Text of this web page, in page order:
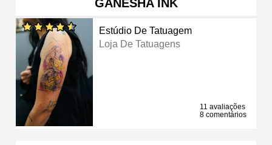
GANESHA INK
Estúdio De Tatuagem
Loja De Tatuagens
11 avaliações
8 comentários